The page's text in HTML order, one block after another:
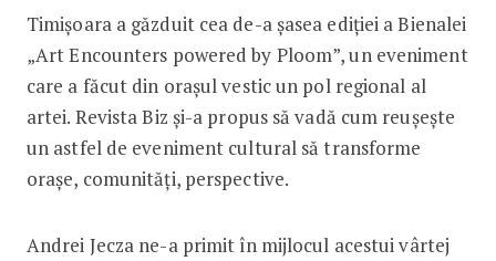
Timișoara a găzduit cea de-a șasea ediției a Bienalei
„Art Encounters powered by Ploom”, un eveniment
care a făcut din orașul vestic un pol regional al
artei. Revista Biz și-a propus să vadă cum reușește
un astfel de eveniment cultural să transforme
orașe, comunități, perspective.
Andrei Jecza ne-a primit în mijlocul acestui vârtej